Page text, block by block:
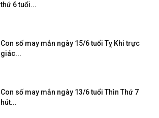
thứ 6 tuổi...
Con số may mắn ngày 15/6 tuổi Tỵ Khi trực
giác...
Con số may mắn ngày 13/6 tuổi Thìn Thứ 7
hút...